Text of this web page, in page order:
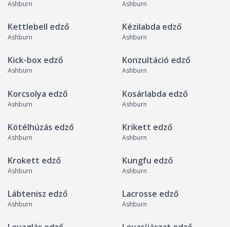
Ashburn Ashburn
Kettlebell edző
Ashburn
Kézilabda edző
Ashburn
Kick-box edző
Ashburn
Konzultáció edző
Ashburn
Korcsolya edző
Ashburn
Kosárlabda edző
Ashburn
Kötélhúzás edző
Ashburn
Krikett edző
Ashburn
Krokett edző
Ashburn
Kungfu edző
Ashburn
Lábtenisz edző
Ashburn
Lacrosse edző
Ashburn